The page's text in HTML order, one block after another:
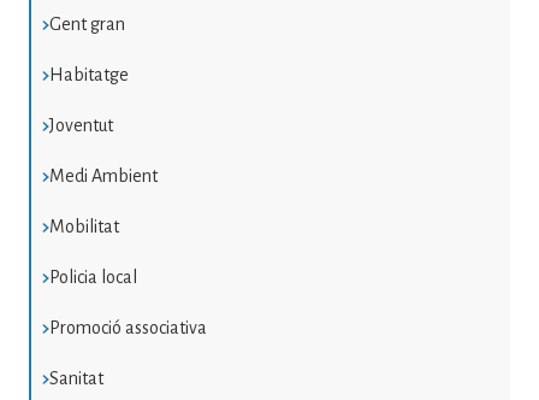
Gent gran
Habitatge
Joventut
Medi Ambient
Mobilitat
Policia local
Promoció associativa
Sanitat